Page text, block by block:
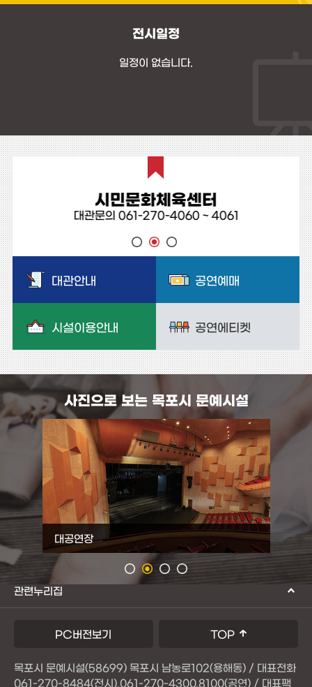
전시일정
일정이 없습니다.
시민문화체육센터
대관문의 061-270-4060 ~ 4061
대관안내 공연예매
시설이용안내 공연에티켓
사진으로 보는 목포시 문예시설
대공연장 소공
관련누리집
PC버전보기 TOP
목포시 문예시설(58699) 목포시 남농로102(용해동) / 대표전화
061-270-8484(전시),061-270-4300,8100(공연) / 대표팩